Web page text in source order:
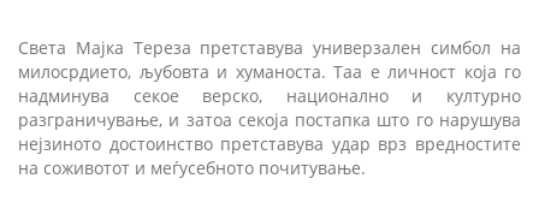
Света Мајка Тереза претставува универзален симбол на
милосрдието, љубовта и хуманоста. Таа е личност која го
надминува секое верско, национално и културно
разграничување, и затоа секоја постапка што го нарушува
нејзиното достоинство претставува удар врз вредностите
на соживотот и меѓусебното почитување.